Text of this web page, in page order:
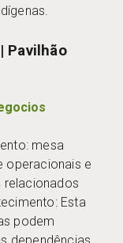
Pavilhão
mesa
operacionais e
relacionados
Esta
podem